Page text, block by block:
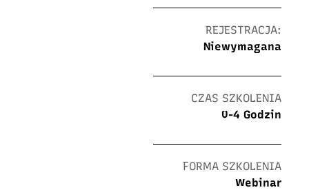
REJESTRACJA:
Niewymagana
CZAS SZKOLENIA
0-4 Godzin
FORMA SZKOLENIA
Webinar